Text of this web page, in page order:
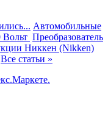
Автомобильные
Вольт Преобразователь
Никкен (Nikken)
Все статьи »